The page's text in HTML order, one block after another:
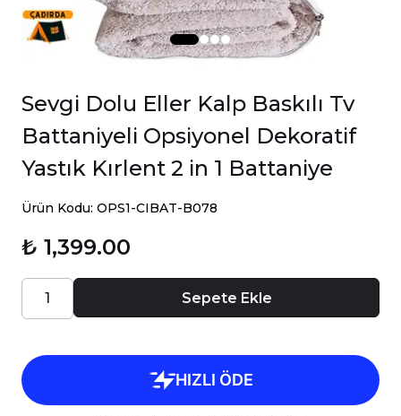
Sevgi Dolu Eller Kalp Baskılı Tv
Battaniyeli Opsiyonel Dekoratif
Yastık Kırlent 2 in 1 Battaniye
Ürün Kodu: OPS1-CIBAT-B078
₺ 1,399.00
Sepete Ekle